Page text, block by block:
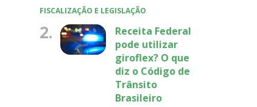
FISCALIZAÇÃO E LEGISLAÇÃO
2.
Receita Federal
pode utilizar
giroflex? O que
diz o Código de
Trânsito
Brasileiro